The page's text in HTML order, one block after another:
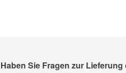
Haben Sie Fragen zur